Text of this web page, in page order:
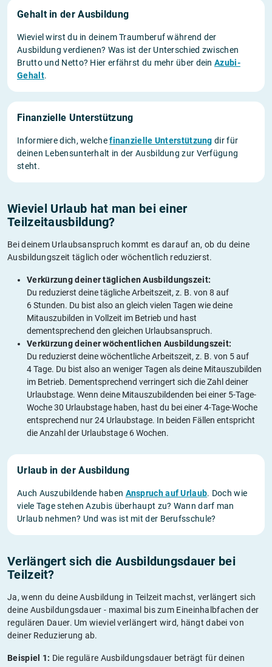
Gehalt in der Ausbildung
Wieviel wirst du in deinem Traumberuf während der
Ausbildung verdienen? Was ist der Unterschied zwischen
Brutto und Netto? Hier erfährst du mehr über dein Azubi-
Gehalt.
Finanzielle Unterstützung
Informiere dich, welchefinanzielle Unterstützung dir für
deinen Lebensunterhalt in der Ausbildung zur Verfügung
steht.
Wieviel Urlaub hat man bei einer
Teilzeitausbildung?
Bei deinem Urlaubsanspruch kommt es darauf an, ob du deine
Ausbildungszeit täglich oder wöchentlich reduzierst.
Verkürzung deiner täglichen Ausbildungszeit:
Du reduzierst deine tägliche Arbeitszeit, z. B. von 8 auf
6 Stunden. Du bist also an gleich vielen Tagen wie deine
Mitauszubilden in Vollzeit im Betrieb und hast
dementsprechend den gleichen Urlaubsanspruch.
Verkürzung deiner wöchentlichen Ausbildungszeit:
Du reduzierst deine wöchentliche Arbeitszeit, z. B. von 5 auf
4 Tage. Du bist also an weniger Tagen als deine Mitauszubilden
im Betrieb. Dementsprechend verringert sich die Zahl deiner
Urlaubstage. Wenn deine Mitauszubildenden bei einer 5-Tage-
Woche 30 Urlaubstage haben, hast du bei einer 4-Tage-Woche
entsprechend nur 24 Urlaubstage. In beiden Fällen entspricht
die Anzahl der Urlaubstage 6 Wochen.
Urlaub in der Ausbildung
Auch Auszubildende haben Anspruch auf Urlaub. Doch wie
viele Tage stehen Azubis überhaupt zu? Wann darf man
Urlaub nehmen? Und was ist mit der Berufsschule?
Verlängert sich die Ausbildungsdauer bei
Teilzeit?
Ja, wenn du deine Ausbildung in Teilzeit machst, verlängert sich
deine Ausbildungsdauer - maximal bis zum Eineinhalbfachen der
regulären Dauer. Um wieviel verlängert wird, hängt dabei von
deiner Reduzierung ab.
Beispiel 1: Die reguläre Ausbildungsdauer beträgt für deinen